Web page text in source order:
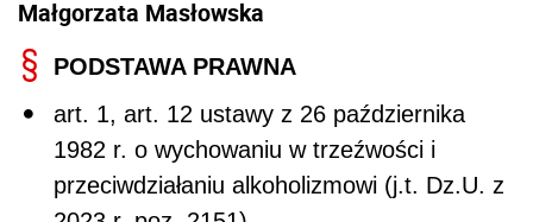
Małgorzata Masłowska
PODSTAWA PRAWNA
art. 1, art. 12 ustawy z 26 października
1982 r. o wychowaniu w trzeźwości i
przeciwdziałaniu alkoholizmowi (j.t. Dz.U. z